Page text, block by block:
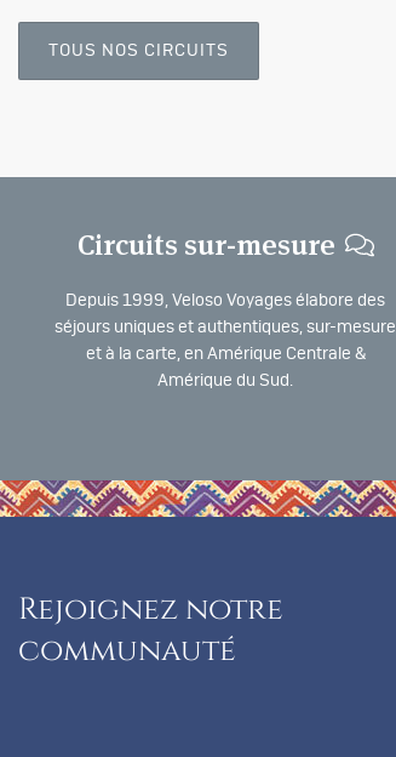
TOUS NOS CIRCUITS
Circuits sur-mesure
Depuis 1999, Veloso Voyages élabore des
séjours uniques et authentiques, sur-mesure
et à la carte, en Amérique Centrale &
Amérique du Sud.
Rejoignez notre
communauté